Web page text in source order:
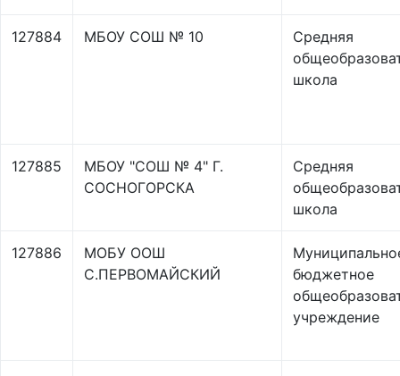
127884 МБОУ СОШ № 10
Средняя
школа
127885
МБОУ "СОШ № 4" Г.
СОСНОГОРСКА
Средняя
школа
127886
МОБУ ООШ
С.ПЕРВОМАЙСКИЙ
бюджетное
учреждение